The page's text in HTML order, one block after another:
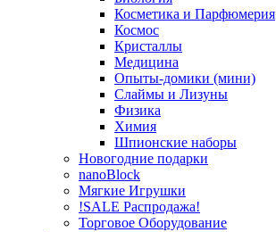
Косметика и Парфюмерия
Космос
Кристаллы
Медицина
Опыты-домики (мини)
Слаймы и Лизуны
Физика
Химия
Шпионские наборы
Новогодние подарки
nanoBlock
Мягкие Игрушки
!SALE Распродажа!
Торговое Оборудование